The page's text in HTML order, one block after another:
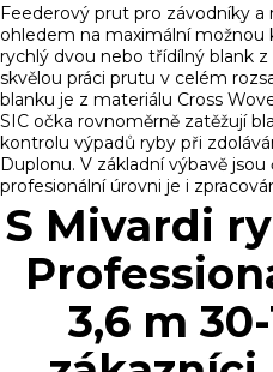
Feederový prut pro závodníky a
ohledem na maximální možnou
rychlý dvou nebo třídílný blank
skvělou práci prutu v celém
blanku je z materiálu Cross
SIC očka rovnoměrně zatěžují
kontrolu výpadů ryby při
Duplonu. V základní výbavě
profesionální úrovni je i
S Mivardi
3,6 m